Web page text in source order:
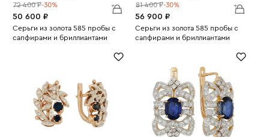
72 400 ₽-30%
50 600 ₽
Серьги из золота 585 пробы с
сапфирами и бриллиантами
81 400 ₽-30%
56 900 ₽
Серьги из золота 585 пробы с
сапфирами и бриллиантами